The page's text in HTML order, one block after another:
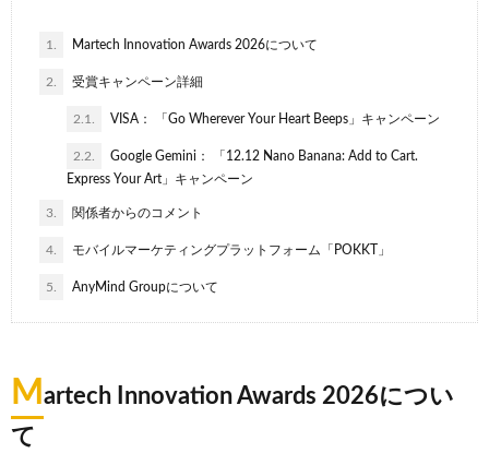
1. Martech Innovation Awards 2026について
2. 受賞キャンペーン詳細
2.1. VISA： 「Go Wherever Your Heart Beeps」キャンペーン
2.2.
Google Gemini： 「12.12 Nano Banana: Add to Cart.
Express Your Art」キャンペーン
3. 関係者からのコメント
4. モバイルマーケティングプラットフォーム「POKKT」
5. AnyMind Groupについて
M artech Innovation Awards 2026につい
て